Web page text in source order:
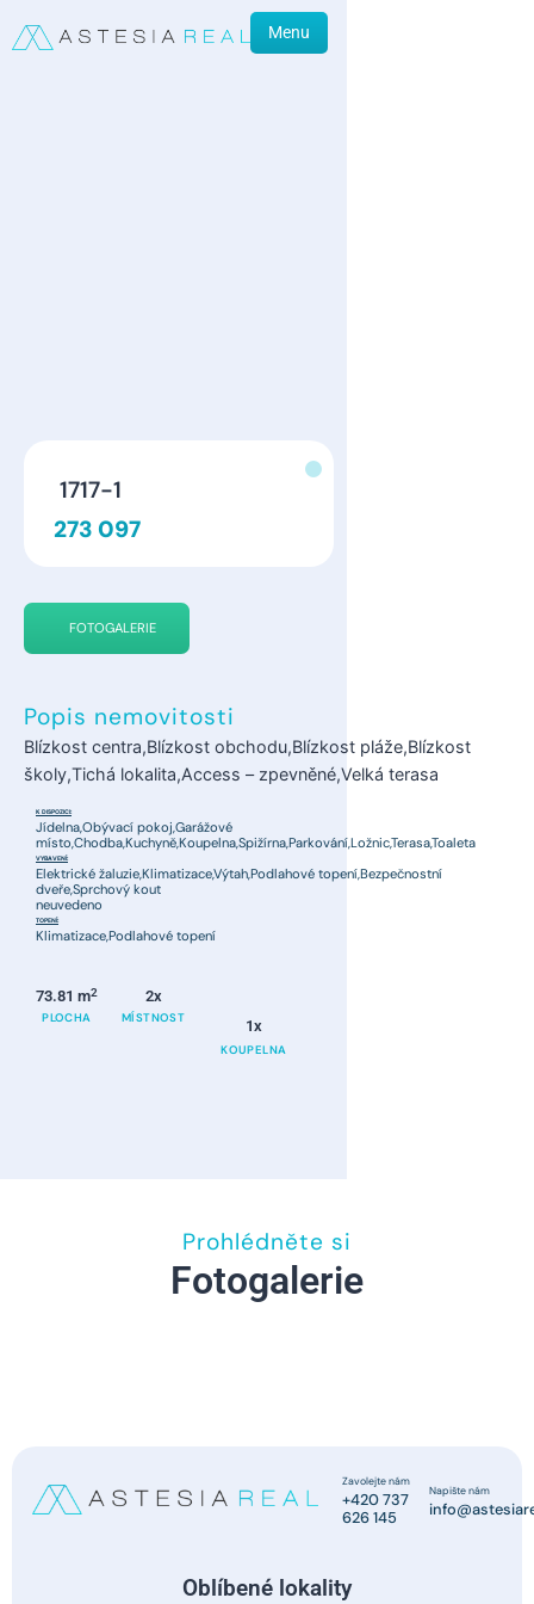
Menu
1717-1
273 097
FOTOGALERIE
Popis nemovitosti
Blízkost centra,Blízkost obchodu,Blízkost pláže,Blízkost
školy,Tichá lokalita,Access – zpevněné,Velká terasa
K DISPOZICI:
Jídelna,Obývací pokoj,Garážové
místo,Chodba,Kuchyně,Koupelna,Spižírna,Parkování,Ložnic,Terasa,Toaleta
VYBAVENÍ:
Elektrické žaluzie,Klimatizace,Výtah,Podlahové topení,Bezpečnostní
dveře,Sprchový kout
neuvedeno
TOPENÍ:
Klimatizace,Podlahové topení
73.81 m2
PLOCHA
2x
MÍSTNOST 1x
KOUPELNA
Prohlédněte si
Fotogalerie
Zavolejte nám
+420 737
626 145
Napište nám
Oblíbené lokality